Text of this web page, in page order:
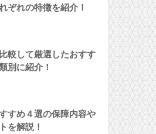
ぞれの特徴を紹介！
較して厳選したおすす
別に紹介！
すめ４選の保障内容や
を解説！